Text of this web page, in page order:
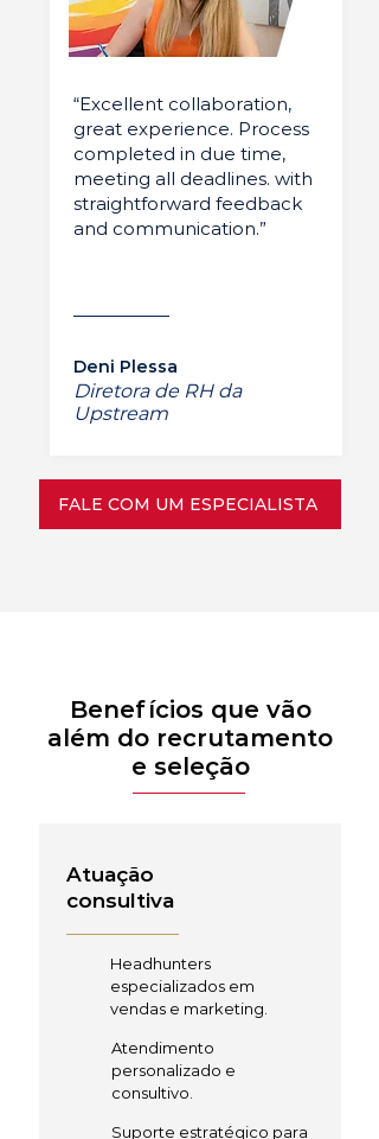
“Excellent collaboration,
great experience. Process
completed in due time,
meeting all deadlines. with
straightforward feedback
and communication.”
Deni Plessa
Diretora de RH da
Upstream
FALE COM UM ESPECIALISTA
Benefícios que vão
além do recrutamento
e seleção
Atuação
consultiva
Headhunters
especializados em
vendas e marketing.
Atendimento
personalizado e
consultivo.
Suporte estratégico para